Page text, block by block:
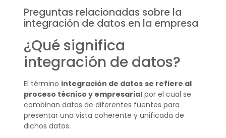
Preguntas relacionadas sobre la
integración de datos en la empresa
¿Qué significa
integración de datos?
El término integración de datos se refiere al
proceso técnico y empresarialpor el cual se
combinan datos de diferentes fuentes para
presentar una vista coherente y unificada de
dichos datos.